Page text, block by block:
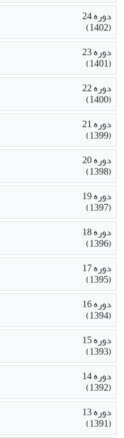
دوره 24
(1402)
دوره 23
(1401)
دوره 22
(1400)
دوره 21
(1399)
دوره 20
(1398)
دوره 19
(1397)
دوره 18
(1396)
دوره 17
(1395)
دوره 16
(1394)
دوره 15
(1393)
دوره 14
(1392)
دوره 13
(1391)